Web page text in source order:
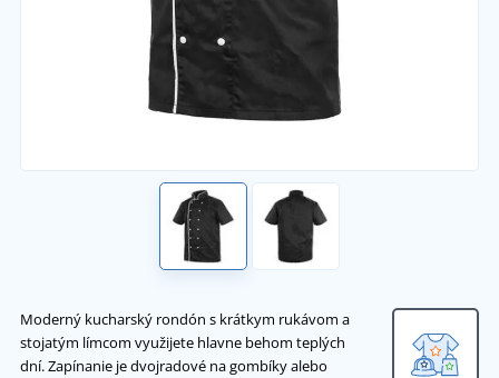
Moderný kucharský rondón s krátkym rukávom a
stojatým límcom využijete hlavne behom teplých
dní. Zapínanie je dvojradové na gombíky alebo